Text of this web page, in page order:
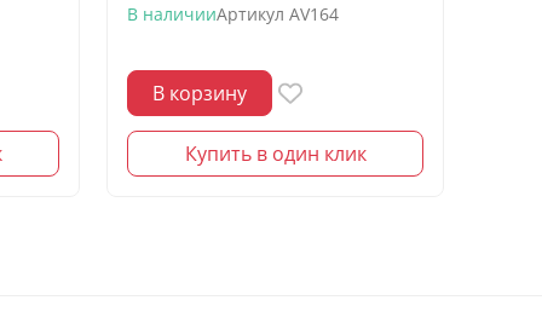
В наличииАртикул AV164
В корзину
Купить в один клик